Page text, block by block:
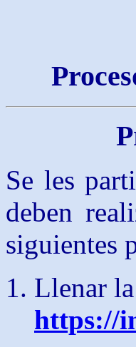
Se les
deben
siguientes
Llenar
https://